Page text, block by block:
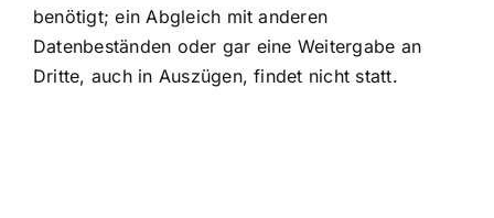
benötigt; ein Abgleich mit anderen
Datenbeständen oder gar eine Weitergabe an
Dritte, auch in Auszügen, findet nicht statt.